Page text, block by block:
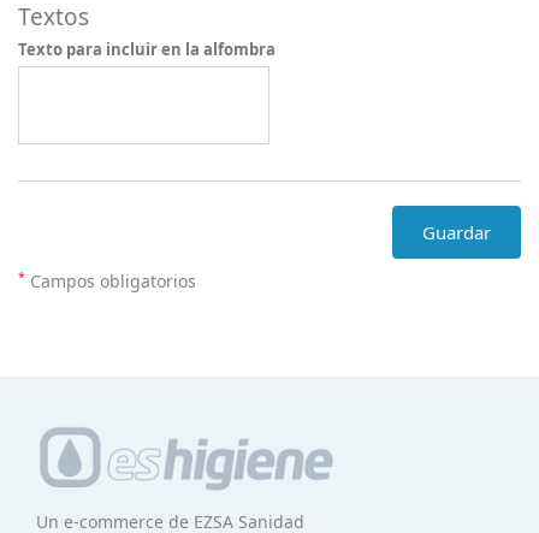
Textos
Texto para incluir en la alfombra
Guardar
* Campos obligatorios
Un e-commerce de EZSA Sanidad